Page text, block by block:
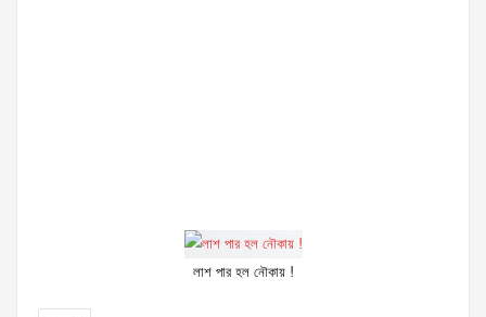
লাশ পার হল নৌকায় !